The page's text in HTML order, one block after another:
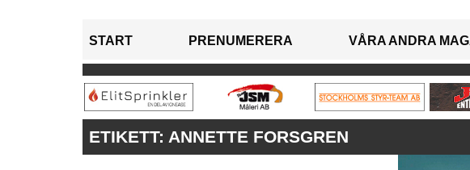
START PRENUMERERA VÅRA ANDRA
ETIKETT: ANNETTE FORSGREN